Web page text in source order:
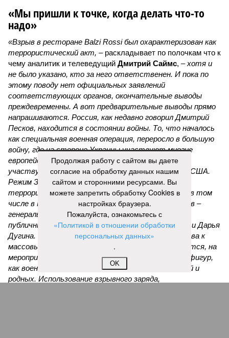
«Мы пришли к точке, когда делать что-то
надо»
«Взрыв в ресторане Balzi Rossi был охарактеризован как
террористический акт, –раскладывает по полочкам что к
чему аналитик и телеведущий Дмитрий Саймс, –хотя и
не было указано, кто за него ответственен. И пока по
этому поводу нет официальных заявлений
соответствующих органов, окончательные выводы
преждевременны. А вот предварительные выводы прямо
напрашиваются. Россия, как недавно говорил Дмитрий
Песков, находится в состоянии войны. То, что началось
как специальная военная операция, переросло в большую
войну, где на стороне Украины участвуют многие
европейские государства – непосредственно
участвуют. И косвенно, но тоже существенно – США.
Режим Зеленского неоднократно совершал
террористические акты на территории России, в том
числе в Москве и Санкт-Петербурге. Среди жертв –
генералы, бывшие украинские политики и просто
публичные фигуры, такие как Владлен Татарский и Дарья
Дугина. Причём, нанося удары, Украина была готова к
массовым жертвам невинных людей. Как сообщается, на
мероприятии в Balzi Rossi было немало значимых фигур,
как военных, так и гражданских, а также их друзей и
родных. Использование взрывного заряда,
Продолжая работу с сайтом вы даете
согласие на обработку данных нашим
сайтом и сторонними ресурсами. Вы
можете запретить обработку Cookies в
настройках браузера.
Пожалуйста, ознакомьтесь с
«Политикой в отношении обработки
персональных данных»
.
OK